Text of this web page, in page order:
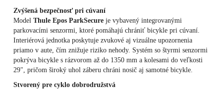
Zvýšená bezpečnosť pri cúvaní
ModelThule Epos ParkSecure je vybavený integrovanými
parkovacími senzormi, ktoré pomáhajú chrániť bicykle pri cúvaní.
Interiérová jednotka poskytuje zvukové aj vizuálne upozornenia
priamo v aute, čím znižuje riziko nehody. Systém so štyrmi senzormi
pokrýva bicykle s rázvorom až do 1350 mm a kolesami do veľkosti
29", pričom široký uhol záberu chráni nosič aj samotné bicykle.
Stvorený pre cyklo dobrodružstvá